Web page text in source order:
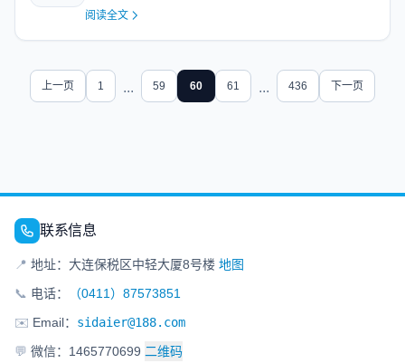
阅读全文
上一页 1 ... 59 60 61 ... 436 下一页
联系信息
📍 地址：大连保税区中轻大厦8号楼 地图
📞 电话：
（0411）87573851
✉️ Email： sidaier@188.com
💬 微信：1465770699 二维码